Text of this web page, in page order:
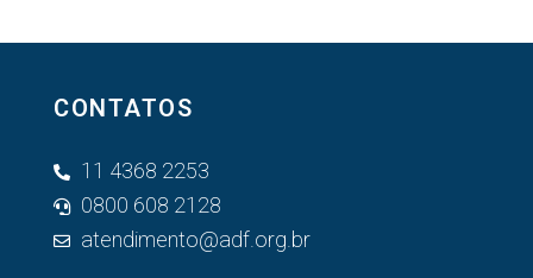
CONTATOS
11 4368 2253
0800 608 2128
atendimento@adf.org.br